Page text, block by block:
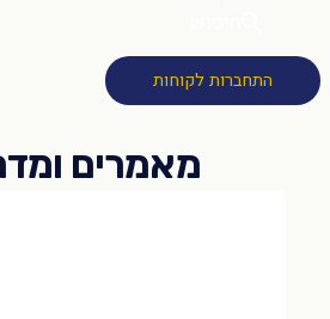
התחברות לקוחות